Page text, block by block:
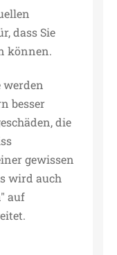
dass Sie
können.
werden
besser
die
gewissen
wird auch
auf